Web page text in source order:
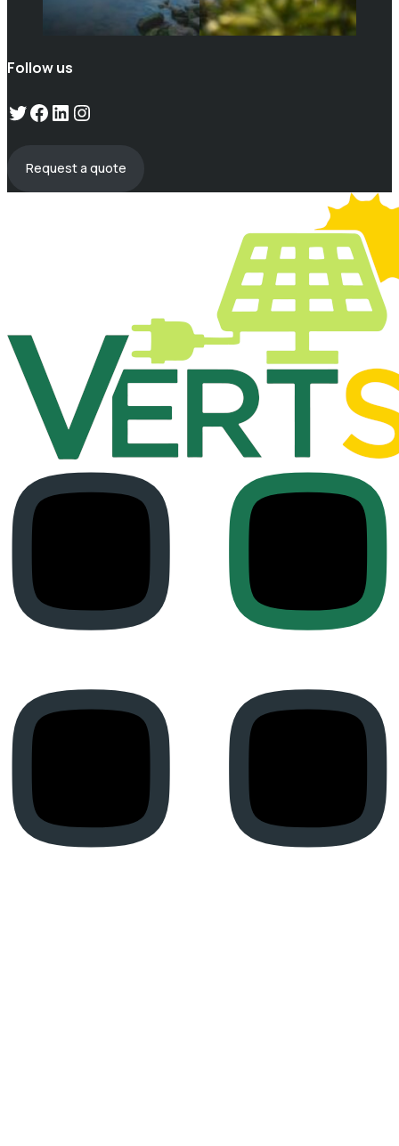
Follow us
Twitter
Facebook
LinkedIn
Instagram
Request a quote